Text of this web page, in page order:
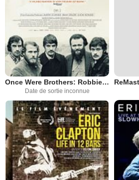
Once Were Brothers: Robbie Robertson and The Band
Date de sortie inconnue